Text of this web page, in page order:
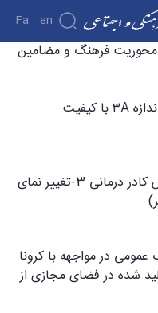
Fa En
فرهنگیفرهنگ و مضامین
A ۳ با کیفیت
( در زمینه های: 1-شکوه ه ملی 2-تلاش کادر درمانی 3-تغییر نمای
عمومی در مواجهه با کرونا
شده در فضای مجازی از